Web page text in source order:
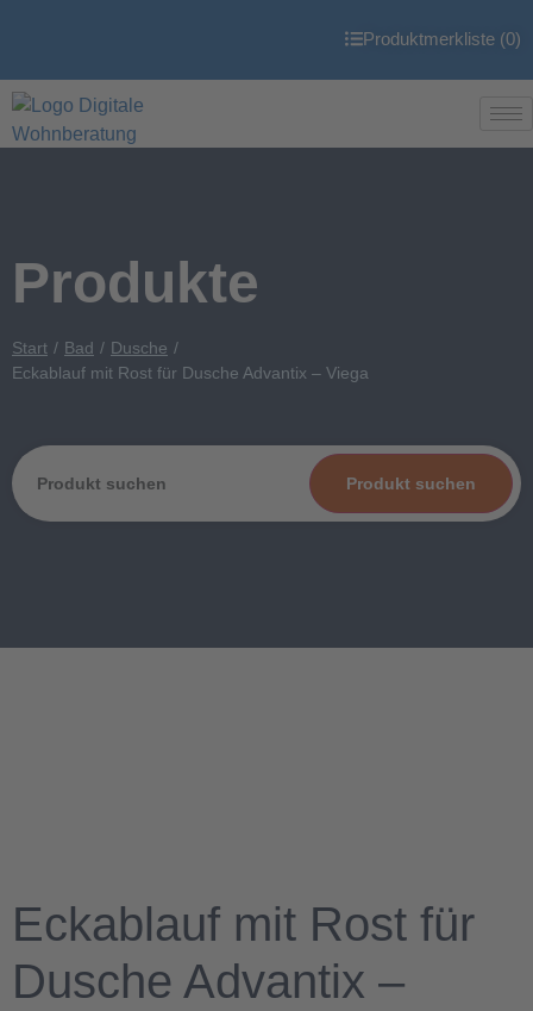
Produktmerkliste (0)
Produkte
Start Bad
Dusche
Eckablauf mit Rost für Dusche Advantix – Viega
Produkt suchen
Eckablauf mit Rost für
Dusche Advantix –